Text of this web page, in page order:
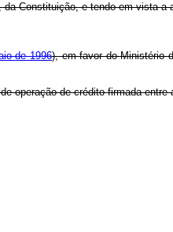
Constituição, e tendo em vista
de 1996), em favor do Ministério
operação de crédito firmada